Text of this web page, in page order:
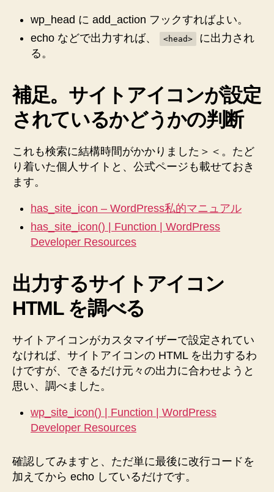
wp_head に add_action フックすればよい。
echo などで出力すれば、
<head>
に出力され
る。
補足。サイトアイコンが設定
されているかどうかの判断
これも検索に結構時間がかかりました＞＜。たど
り着いた個人サイトと、公式ページも載せておき
ます。
has_site_icon – WordPress私的マニュアル
has_site_icon() | Function | WordPress
Developer Resources
出力するサイトアイコン
HTML を調べる
サイトアイコンがカスタマイザーで設定されてい
なければ、サイトアイコンの HTML を出力するわ
けですが、できるだけ元々の出力に合わせようと
思い、調べました。
wp_site_icon() | Function | WordPress
Developer Resources
確認してみますと、ただ単に最後に改行コードを
加えてから echo しているだけです。